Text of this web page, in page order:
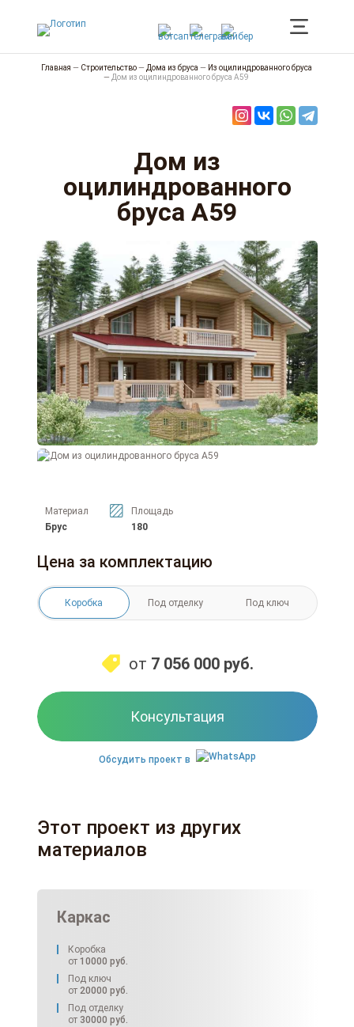
Главная — Строительство— Дома из бруса — Из оцилиндрованного бруса
— Дом из оцилиндрованного бруса А59
Дом из
оцилиндрованного
бруса А59
Материал
Брус
Площадь
180
Цена за комплектацию
Коробка Под отделку Под ключ
от 7 056 000 руб.
Консультация
Обсудить проект в
Этот проект из других
материалов
Каркас
Коробка
от 10000 руб.
Под ключ
от 20000 руб.
Под отделку
от 30000 руб.